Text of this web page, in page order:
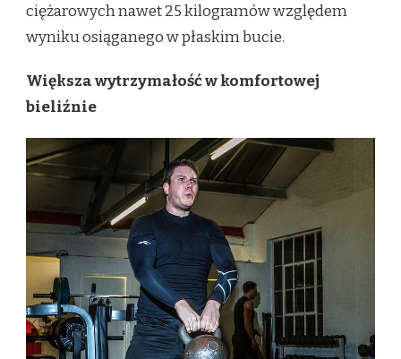
ciężarowych nawet 25 kilogramów względem
wyniku osiąganego w płaskim bucie.
Większa wytrzymałość w komfortowej
bieliźnie